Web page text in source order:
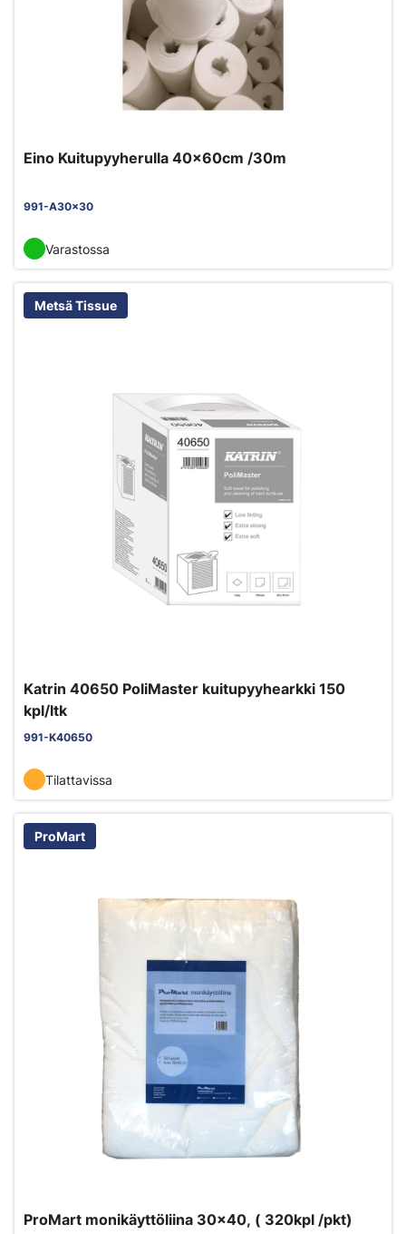
Eino Kuitupyyherulla 40x60cm /30m
991-A30x30
Varastossa
Metsä Tissue
Katrin 40650 PoliMaster kuitupyyhearkki 150
kpl/ltk
991-K40650
Tilattavissa
ProMart
ProMart monikäyttöliina 30x40, ( 320kpl /pkt)